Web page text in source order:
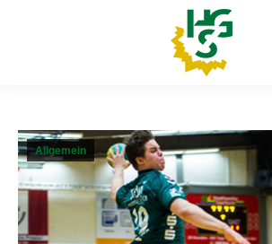
Allgemein